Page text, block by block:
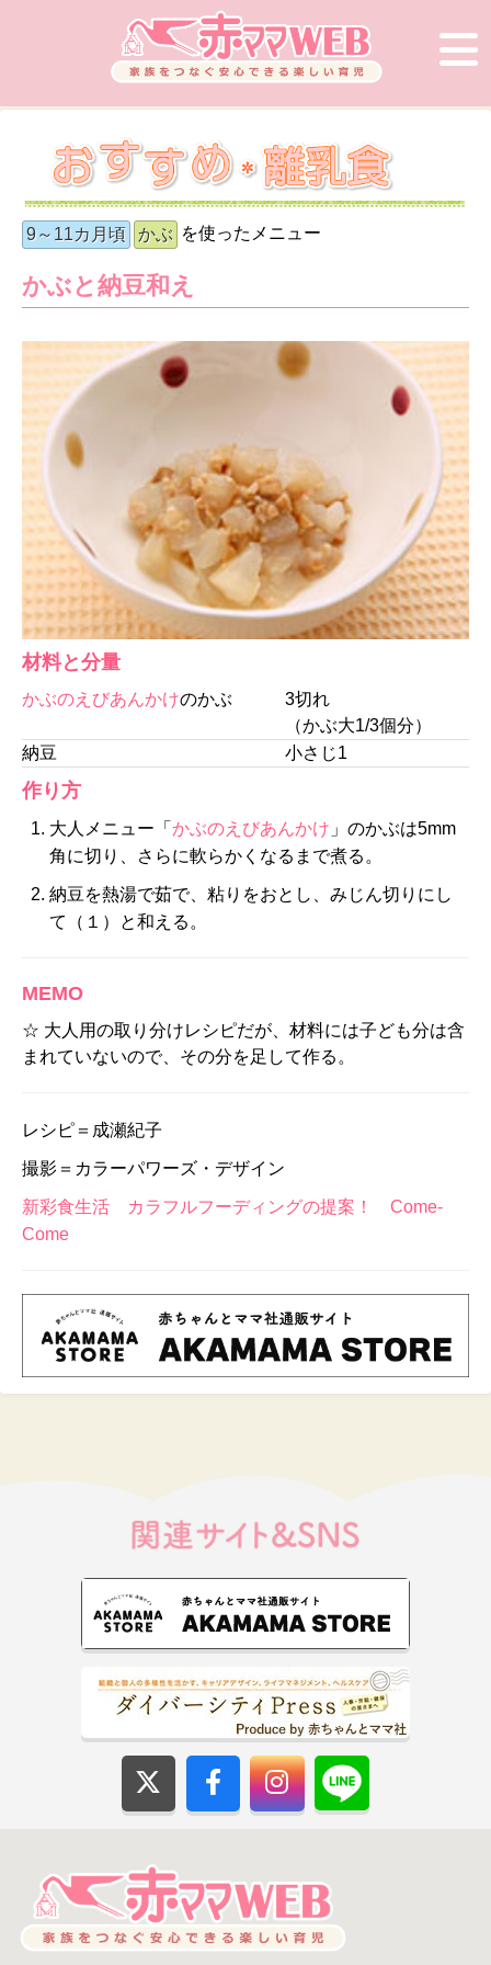
9～11カ月頃 かぶ を使ったメニュー
かぶと納豆和え
材料と分量
かぶのえびあんかけのかぶ
3切れ
（かぶ大1/3個分）
納豆
小さじ1
作り方
大人メニュー「 かぶのえびあんかけ 」のかぶは5mm
角に切り、さらに軟らかくなるまで煮る。
納豆を熱湯で茹で、粘りをおとし、みじん切りにし
て（１）と和える。
MEMO
☆ 大人用の取り分けレシピだが、材料には子ども分は含
まれていないので、その分を足して作る。
レシピ＝成瀬紀子
撮影＝カラーパワーズ・デザイン
新彩食生活 カラフルフーディングの提案！ Come-
Come